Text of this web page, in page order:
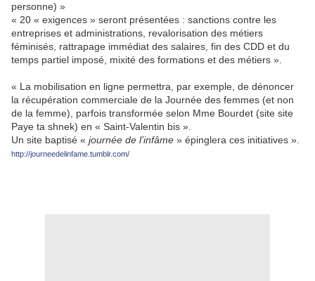
personne) »
« 20 « exigences » seront présentées : sanctions contre les
entreprises et administrations, revalorisation des métiers
féminisés, rattrapage immédiat des salaires, fin des CDD et du
temps partiel imposé, mixité des formations et des métiers ».
« La mobilisation en ligne permettra, par exemple, de dénoncer
la récupération commerciale de la Journée des femmes (et non
de la femme), parfois transformée selon Mme Bourdet (site site
Paye ta shnek) en « Saint-Valentin bis ».
Un site baptisé « journée de l’infâme » épinglera ces initiatives ».
http://journeedelinfame.tumblr.com/